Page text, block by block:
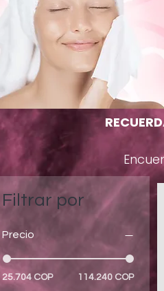
Filtrar por
Precio
25.704 COP 114.240 COP